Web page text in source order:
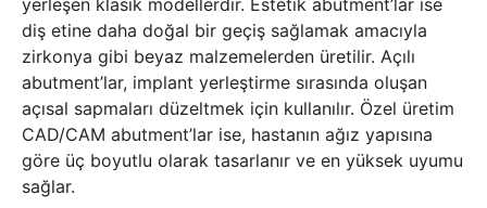
yerleşen klasik modellerdir. Estetik abutment’lar ise
diş etine daha doğal bir geçiş sağlamak amacıyla
zirkonya gibi beyaz malzemelerden üretilir. Açılı
abutment’lar, implant yerleştirme sırasında oluşan
açısal sapmaları düzeltmek için kullanılır. Özel üretim
CAD/CAM abutment’lar ise, hastanın ağız yapısına
göre üç boyutlu olarak tasarlanır ve en yüksek uyumu
sağlar.